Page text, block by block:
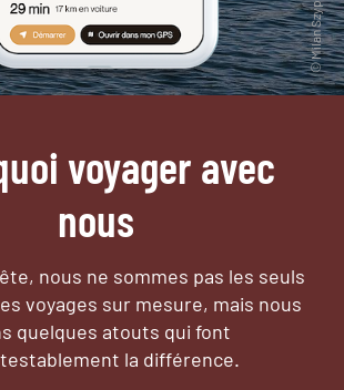
voyager avec
nous
nous ne sommes pas les seuls
voyages sur mesure, mais nous
quelques atouts qui font
la différence.